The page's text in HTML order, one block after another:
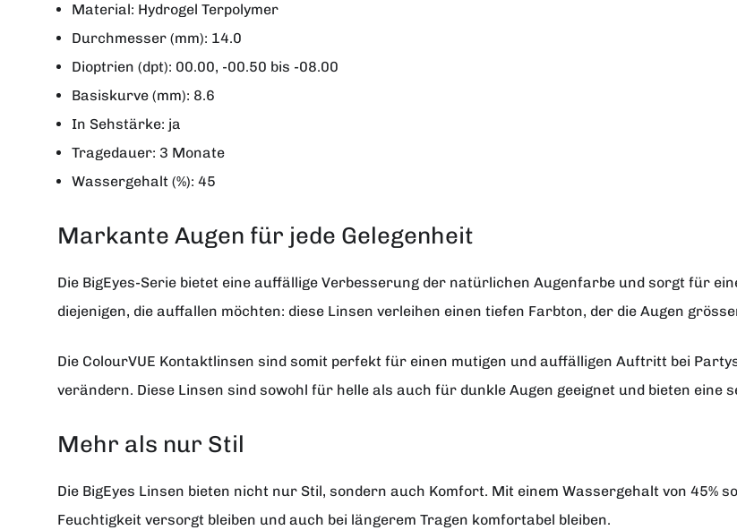
Material: Hydrogel Terpolymer
Durchmesser (mm): 14.0
Dioptrien (dpt): 00.00, -00.50 bis -08.00
Basiskurve (mm): 8.6
In Sehstärke: ja
Tragedauer: 3 Monate
Wassergehalt (%): 45
Markante Augen für jede Gelegenheit
Die BigEyes-Serie bietet eine auffällige Verbesserung der natürlichen Augenfarbe und sorgt für
diejenigen, die auffallen möchten: diese Linsen verleihen einen tiefen Farbton, der die Augen
Die ColourVUE Kontaktlinsen sind somit perfekt für einen mutigen und auffälligen Auftritt bei
verändern. Diese Linsen sind sowohl für helle als auch für dunkle Augen geeignet und bieten eine
Mehr als nur Stil
Die BigEyes Linsen bieten nicht nur Stil, sondern auch Komfort. Mit einem Wassergehalt von 45%
Feuchtigkeit versorgt bleiben und auch bei längerem Tragen komfortabel bleiben.